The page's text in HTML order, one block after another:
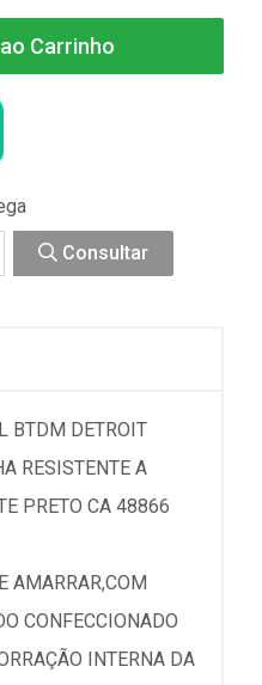
Carrinho
Consultar
BTDM DETROIT
RESISTENTE A
PRETO CA 48866
AMARRAR,COM
CONFECCIONADO
INTERNA DA